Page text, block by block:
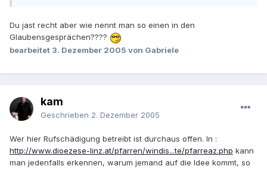
Du jast recht aber wie nennt man so einen in den
Glaubensgesprächen????
bearbeitet 3. Dezember 2005 von Gabriele
kam
Geschrieben 2. Dezember 2005
Wer hier Rufschädigung betreibt ist durchaus offen. In :
http://www.dioezese-linz.at/pfarren/windis...te/pfarreaz.php kann
man jedenfalls erkennen, warum jemand auf die Idee kommt, so